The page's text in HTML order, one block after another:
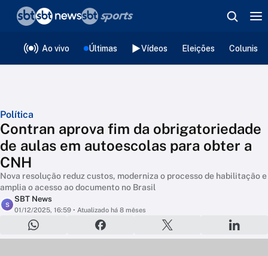
Ao vivo Últimas Vídeos Eleições
Política
Contran aprova fim da obrigatoriedade
de aulas em autoescolas para obter a
CNH
Nova resolução reduz custos, moderniza o processo de habilitação e
amplia o acesso ao documento no Brasil
S
SBT News
01/12/2025, 16:59 • Atualizado há 8 mêses
❮voltar
Editorias